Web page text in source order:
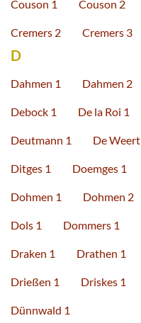
Couson 1 Couson 2
Cremers 2 Cremers 3
D
Dahmen 1 Dahmen 2
Debock 1 De la Roi 1
Deutmann 1 De Weert
Ditges 1 Doemges 1
Dohmen 1 Dohmen 2
Dols 1 Dommers 1
Draken 1 Drathen 1
Drießen 1 Driskes 1
Dünnwald 1